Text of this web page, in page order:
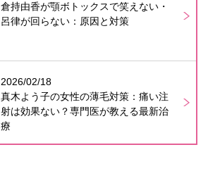
倉持由香が顎ボトックスで笑えない・
呂律が回らない：原因と対策
2026/02/18
真木よう子の女性の薄毛対策：痛い注
射は効果ない？専門医が教える最新治
療